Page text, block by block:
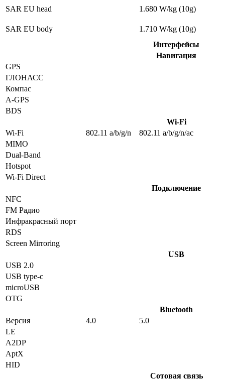
SAR EU head
1.680 W/kg (10g)
SAR EU body
1.710 W/kg (10g)
Интерфейсы
Навигация
GPS
ГЛОНАСС
Компас
A-GPS
BDS
Wi-Fi
Wi-Fi
802.11 a/b/g/n
802.11 a/b/g/n/ac
MIMO
Dual-Band
Hotspot
Wi-Fi Direct
Подключение
NFC
FM Радио
Инфракрасный порт
RDS
Screen Mirroring
USB
USB 2.0
USB type-c
microUSB
OTG
Bluetooth
Версия
4.0
5.0
LE
A2DP
AptX
HID
Сотовая связь